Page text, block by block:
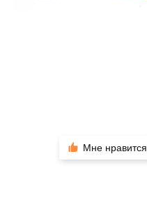
Мне нравится